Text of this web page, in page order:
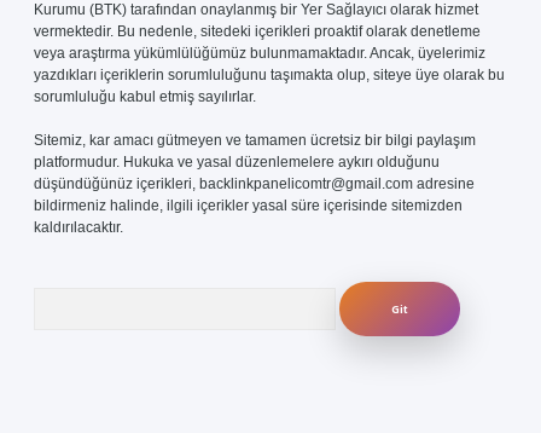
Kurumu (BTK) tarafından onaylanmış bir Yer Sağlayıcı olarak hizmet
vermektedir. Bu nedenle, sitedeki içerikleri proaktif olarak denetleme
veya araştırma yükümlülüğümüz bulunmamaktadır. Ancak, üyelerimiz
yazdıkları içeriklerin sorumluluğunu taşımakta olup, siteye üye olarak bu
sorumluluğu kabul etmiş sayılırlar.
Sitemiz, kar amacı gütmeyen ve tamamen ücretsiz bir bilgi paylaşım
platformudur. Hukuka ve yasal düzenlemelere aykırı olduğunu
düşündüğünüz içerikleri, backlinkpanelicomtr@gmail.com adresine
bildirmeniz halinde, ilgili içerikler yasal süre içerisinde sitemizden
kaldırılacaktır.